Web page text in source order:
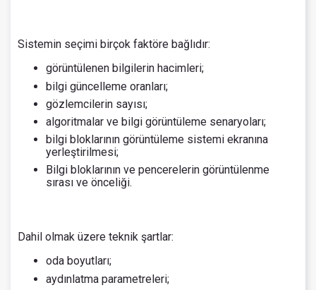
Sistemin seçimi birçok faktöre bağlıdır:
görüntülenen bilgilerin hacimleri;
bilgi güncelleme oranları;
gözlemcilerin sayısı;
algoritmalar ve bilgi görüntüleme senaryoları;
bilgi bloklarının görüntüleme sistemi ekranına
yerleştirilmesi;
Bilgi bloklarının ve pencerelerin görüntülenme
sırası ve önceliği.
Dahil olmak üzere teknik şartlar:
oda boyutları;
aydınlatma parametreleri;